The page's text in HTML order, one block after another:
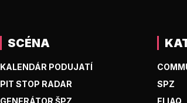
SCÉNA
KALENDÁR PODUJATÍ
PIT STOP RADAR
GENERÁTOR ŠPZ
SPZ
ELIAQ